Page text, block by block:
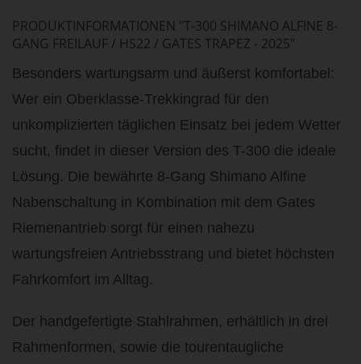
PRODUKTINFORMATIONEN "T-300 SHIMANO ALFINE 8-
GANG FREILAUF / HS22 / GATES TRAPEZ - 2025"
Besonders wartungsarm und äußerst komfortabel:
Wer ein Oberklasse-Trekkingrad für den
unkomplizierten täglichen Einsatz bei jedem Wetter
sucht, findet in dieser Version des T-300 die ideale
Lösung. Die bewährte 8-Gang Shimano Alfine
Nabenschaltung in Kombination mit dem Gates
Riemenantrieb sorgt für einen nahezu
wartungsfreien Antriebsstrang und bietet höchsten
Fahrkomfort im Alltag.
Der handgefertigte Stahlrahmen, erhältlich in drei
Rahmenformen, sowie die tourentaugliche